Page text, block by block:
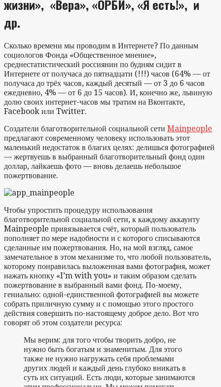
жизни», «Вера», «ОРБИ», «Я есть!», и
др.
Сколько времени мы проводим в Интернете? По данным
социологов Фонда «Общественное мнение»,
среднестатистический россиянин по будням сидит в
Интернете от получаса до пятнадцати (!!!) часов (64% — от
получаса до трёх часов, каждый десятый — от 3 до 6 часов
ежедневно, 4% — от 6 до 15 часов). И, конечно же, львиную
долю своих интернет-часов мы тратим на Вконтакте,
Facebook или Twitter.
Создатели благотворительной социальной сети Mainpeople
предлагают современному человеку использовать этот
маленький недостаток в благих целях: делишься фотографией
— жертвуешь в выбранный благотворительный фонд один
доллар, лайкаешь фото — вновь делаешь небольшое
пожертвование.
Чтобы упростить процедуру использования
благотворительной социальной сети, к каждому аккаунту
Mainpeople привязывается счёт, который пользователь
пополняет по мере надобности и с которого списываются
сделанные им пожертвования. Но, на мой взгляд, самое
замечательное в этом механизме то, что любой пользователь,
которому понравилась выложенная вами фотография, может
нажать кнопку «I’m with you» и таким образом сделать
пожертвование в выбранный вами фонд. По-моему,
гениально: одной-единственной фотографией вы можете
собрать приличную сумму и с помощью этого простого
действия совершить по-настоящему доброе дело. Вот что
говорят об этом создатели ресурса:
Мы верим: для того чтобы творить добро, не
нужно быть богатым и знаменитым. Для этого
также не нужно нагружать себя проблемами
других людей и каждый день глубоко вникать в
суть их ситуаций. Есть люди, которые занимаются